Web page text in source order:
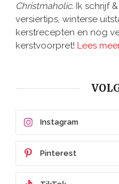
Christmaholic. Ik schrijf
versiertips, winterse
kerstrecepten en nog
kerstvoorpret! Lees
Instagram
Pinterest